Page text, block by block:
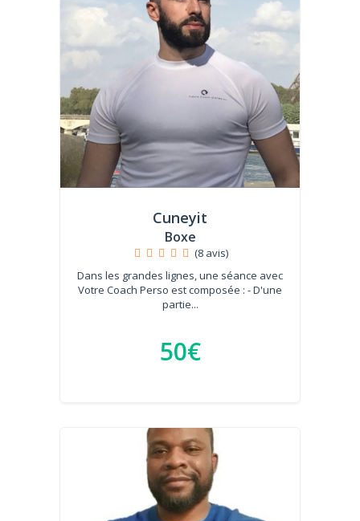
Cuneyit
Boxe
(8 avis)
Dans les grandes lignes, une séance avec
Votre Coach Perso est composée : - D'une
partie...
50€